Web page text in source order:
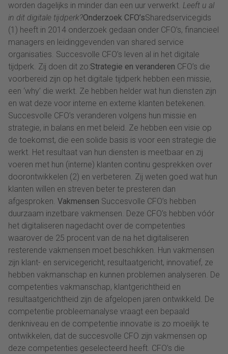
worden dagelijks in minder dan een uur verwerkt. Leeft u al
in dit digitale tijdperk?Onderzoek CFO’sSharedservicegids
(1) heeft in 2014 onderzoek gedaan onder CFO’s, financieel
managers en leidinggevenden van shared service
organisaties. Succesvolle CFO’s leven al in het digitale
tijdperk. Zij doen dit zo:Strategie en veranderen CFO’s die
voorbereid zijn op het digitale tijdperk hebben een missie,
een ‘why’ die werkt. Ze hebben helder wat hun diensten zijn
en wat deze voor interne en externe klanten betekenen.
Succesvolle CFO’s veranderen volgens hun missie en
strategie, in balans en met beleid. Ze hebben een visie op
de toekomst, die een solide basis is voor een strategie die
werkt. Het resultaat van hun diensten is meetbaar en zij
voeren met hun (interne) klanten continu gesprekken over
doorontwikkelen (2) en verbeteren. Zij weten goed wat hun
klanten willen en streven beter te presteren dan
afgesproken. Vakmensen Succesvolle CFO’s hebben
duurzaam inzetbare vakmensen. Deze CFO’s hebben vóór
het digitaliseren nagedacht over de competenties
waarover de 25 procent van de na het digitaliseren
resterende vakmensen moet beschikken. Hun vakmensen
zijn klant- en servicegericht, resultaatgericht, innovatief, ze
hebben vakmanschap en kunnen problemen analyseren. De
competenties vakmanschap, klantgerichtheid en
resultaatgerichtheid zijn de afgelopen jaren ontwikkeld. De
competentie probleemanalyse vraagt een bepaald
denkniveau en de competentie innovatie is zo moeilijk te
ontwikkelen, dat de succesvolle CFO zijn vakmensen op
deze competenties geselecteerd heeft. CFO’s die